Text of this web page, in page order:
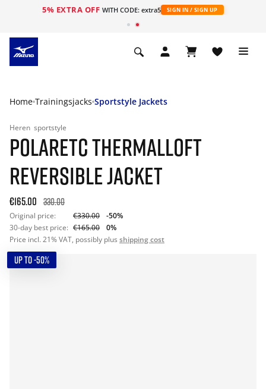
5% EXTRA OFF WITH CODE: extra5 SIGN IN / SIGN UP
Home Trainingsjacks Sportstyle Jackets
Heren sportstyle
POLARETC THERMALLOFT
REVERSIBLE JACKET
€165.00 330.00
Original price: €330.00
-50%
30-day best price: €165.00
0%
Price incl. 21% VAT, possibly plus shipping cost
UP TO -50%